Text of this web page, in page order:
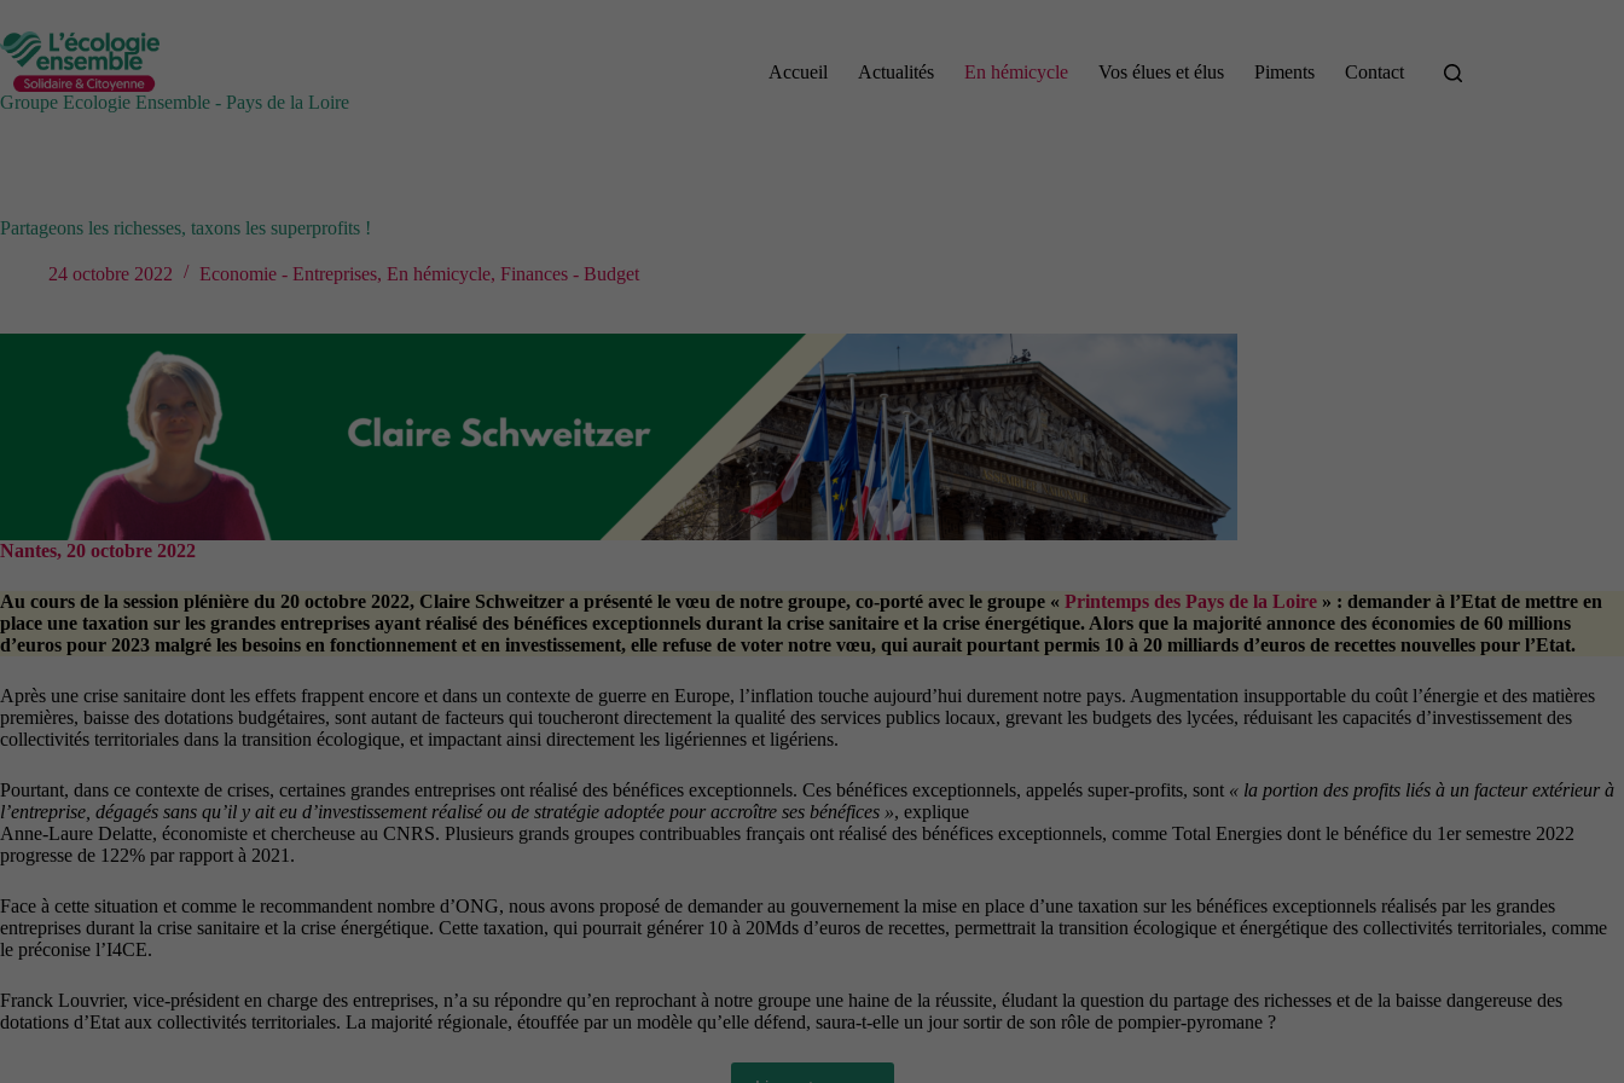
au
contenu
Groupe Ecologie Ensemble - Pays de la Loire
Accueil Actualités En hémicycle Vos élues et élus Piments Contact
Partageons les richesses, taxons les superprofits !
24 octobre 2022 Economie - Entreprises, En hémicycle, Finances - Budget
Nantes, 20 octobre 2022
Au cours de la session plénière du 20 octobre 2022, Claire Schweitzer a présenté le vœu de notre groupe, co-porté avec le groupe « Printemps des Pays de la Loire » : demander à l’Etat de mettre en
place une taxation sur les grandes entreprises ayant réalisé des bénéfices exceptionnels durant la crise sanitaire et la crise énergétique. Alors que la majorité annonce des économies de 60 millions
d’euros pour 2023 malgré les besoins en fonctionnement et en investissement, elle refuse de voter notre vœu, qui aurait pourtant permis 10 à 20 milliards d’euros de recettes nouvelles pour l’Etat.
Après une crise sanitaire dont les effets frappent encore et dans un contexte de guerre en Europe, l’inflation touche aujourd’hui durement notre pays. Augmentation insupportable du coût l’énergie et des matières
premières, baisse des dotations budgétaires, sont autant de facteurs qui toucheront directement la qualité des services publics locaux, grevant les budgets des lycées, réduisant les capacités d’investissement des
collectivités territoriales dans la transition écologique, et impactant ainsi directement les ligériennes et ligériens.
Pourtant, dans ce contexte de crises, certaines grandes entreprises ont réalisé des bénéfices exceptionnels. Ces bénéfices exceptionnels, appelés super-profits, sont « la portion des profits liés à un facteur extérieur à
l’entreprise, dégagés sans qu’il y ait eu d’investissement réalisé ou de stratégie adoptée pour accroître ses bénéfices », explique
Anne-Laure Delatte, économiste et chercheuse au CNRS. Plusieurs grands groupes contribuables français ont réalisé des bénéfices exceptionnels, comme Total Energies dont le bénéfice du 1er semestre 2022
progresse de 122% par rapport à 2021.
Face à cette situation et comme le recommandent nombre d’ONG, nous avons proposé de demander au gouvernement la mise en place d’une taxation sur les bénéfices exceptionnels réalisés par les grandes
entreprises durant la crise sanitaire et la crise énergétique. Cette taxation, qui pourrait générer 10 à 20Mds d’euros de recettes, permettrait la transition écologique et énergétique des collectivités territoriales, comme
le préconise l’I4CE.
Franck Louvrier, vice-président en charge des entreprises, n’a su répondre qu’en reprochant à notre groupe une haine de la réussite, éludant la question du partage des richesses et de la baisse dangereuse des
dotations d’Etat aux collectivités territoriales. La majorité régionale, étouffée par un modèle qu’elle défend, saura-t-elle un jour sortir de son rôle de pompier-pyromane ?